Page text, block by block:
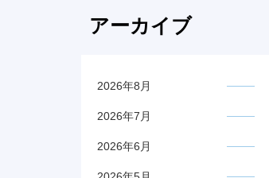
アーカイブ
2026年8月
2026年7月
2026年6月